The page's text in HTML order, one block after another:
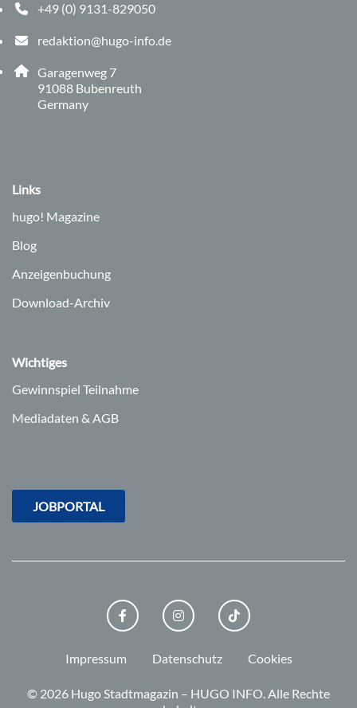
+49 (0) 9131-829050
Telefonnummer: 0 9 1 3 1 8 2 9 0 5 0
redaktion@hugo-info.de
E-Mail Adresse: redaktion@hugo-info.de
Adresse:
Garagenweg 7
91088 , 9 1 0 8 8
Bubenreuth
Germany
Links
hugo! Magazine
Blog
Anzeigenbuchung
Download-Archiv
Wichtiges
Gewinnspiel Teilnahme
Mediadaten & AGB
JOBPORTAL
FACEBOOKINSTAGRAMTIKTOK
Impressum Datenschutz Cookies
© 2026 Hugo Stadtmagazin – HUGO INFO.Alle Rechte